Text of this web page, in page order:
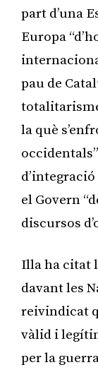
part d’una
Europa
pau de
la què
el Govern
discursos
Illa ha citat
davant les
reivindicat
vàlid i
per la